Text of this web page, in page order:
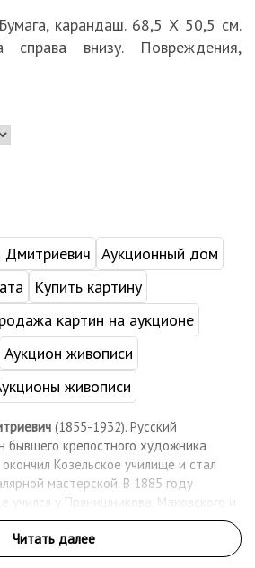
карандаш. 68,5 Х 50,5 см.
внизу. Повреждения,
Аукционный дом
Купить картину
картин на аукционе
Аукцион живописи
живописи
(1855-1932). Русский
бывшего крепостного художника
Козельское училище и стал
мастерской. В 1885 году
учился у Прянишникова, Маковского и
училища вступил в Московское
и стал его постоянным
- член московского объединения